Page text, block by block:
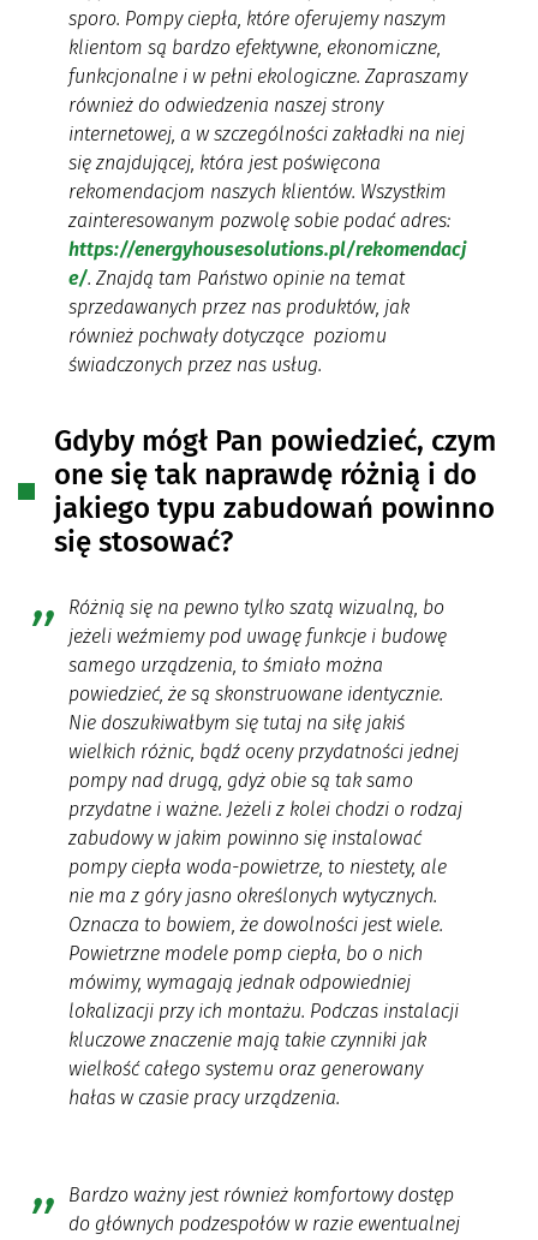
sporo. Pompy ciepła, które oferujemy naszym
klientom są bardzo efektywne, ekonomiczne,
funkcjonalne i w pełni ekologiczne. Zapraszamy
również do odwiedzenia naszej strony
internetowej, a w szczególności zakładki na niej
się znajdującej, która jest poświęcona
rekomendacjom naszych klientów. Wszystkim
zainteresowanym pozwolę sobie podać adres:
https://energyhousesolutions.pl/rekomendacj
e/. Znajdą tam Państwo opinie na temat
sprzedawanych przez nas produktów, jak
również pochwały dotyczące poziomu
świadczonych przez nas usług.
Gdyby mógł Pan powiedzieć, czym
one się tak naprawdę różnią i do
jakiego typu zabudowań powinno
się stosować?
Różnią się na pewno tylko szatą wizualną, bo
jeżeli weźmiemy pod uwagę funkcje i budowę
samego urządzenia, to śmiało można
powiedzieć, że są skonstruowane identycznie.
Nie doszukiwałbym się tutaj na siłę jakiś
wielkich różnic, bądź oceny przydatności jednej
pompy nad drugą, gdyż obie są tak samo
przydatne i ważne. Jeżeli z kolei chodzi o rodzaj
zabudowy w jakim powinno się instalować
pompy ciepła woda-powietrze, to niestety, ale
nie ma z góry jasno określonych wytycznych.
Oznacza to bowiem, że dowolności jest wiele.
Powietrzne modele pomp ciepła, bo o nich
mówimy, wymagają jednak odpowiedniej
lokalizacji przy ich montażu. Podczas instalacji
kluczowe znaczenie mają takie czynniki jak
wielkość całego systemu oraz generowany
hałas w czasie pracy urządzenia.
Bardzo ważny jest również komfortowy dostęp
do głównych podzespołów w razie ewentualnej